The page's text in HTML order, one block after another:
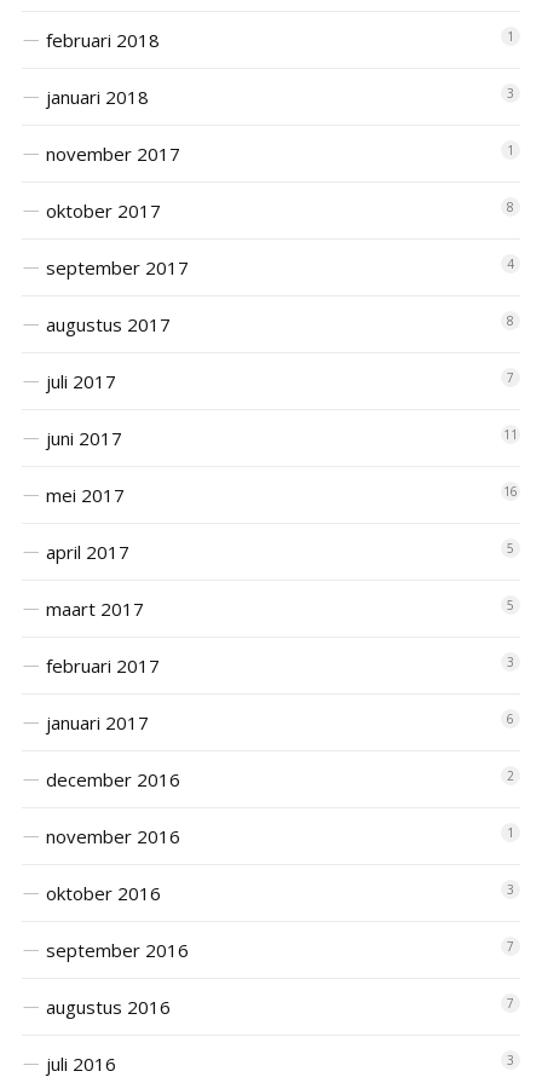
februari 2018 1
januari 2018 3
november 2017 1
oktober 2017 8
september 2017 4
augustus 2017 8
juli 2017 7
juni 2017 11
mei 2017 16
april 2017 5
maart 2017 5
februari 2017 3
januari 2017 6
december 2016 2
november 2016 1
oktober 2016 3
september 2016 7
augustus 2016 7
juli 2016 3